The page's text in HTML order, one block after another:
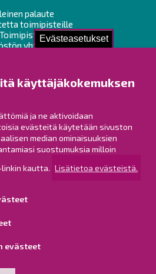
Evästeasetukset
käyttäjäkokemuksen
ja ne aktivoidaan
evästeitä käytetään sivuston
median ominaisuuksien
suostumuksia milloin
kautta. Lisätietoa evästeistä.
evästeet
palaute
toimipisteille
Toimipisteet
yhteystiedot
Facebookissa
Instagramissa
LinkedInissä
YouTubessa
ja pöytäkirjat